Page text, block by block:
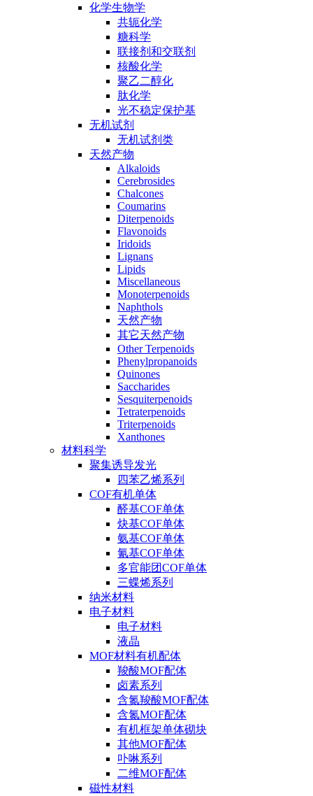
化学生物学
共轭化学
糖科学
联接剂和交联剂
核酸化学
聚乙二醇化
肽化学
光不稳定保护基
无机试剂
无机试剂类
天然产物
Alkaloids
Cerebrosides
Chalcones
Coumarins
Diterpenoids
Flavonoids
Iridoids
Lignans
Lipids
Miscellaneous
Monoterpenoids
Naphthols
天然产物
其它天然产物
Other Terpenoids
Phenylpropanoids
Quinones
Saccharides
Sesquiterpenoids
Tetraterpenoids
Triterpenoids
Xanthones
材料科学
聚集诱导发光
四苯乙烯系列
COF有机单体
醛基COF单体
炔基COF单体
氨基COF单体
氰基COF单体
多官能团COF单体
三蝶烯系列
纳米材料
电子材料
电子材料
液晶
MOF材料有机配体
羧酸MOF配体
卤素系列
含氮羧酸MOF配体
含氮MOF配体
有机框架单体砌块
其他MOF配体
卟啉系列
二维MOF配体
磁性材料